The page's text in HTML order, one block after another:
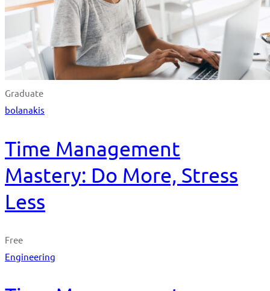
Graduate
bolanakis
Time Management
Mastery: Do More, Stress
Less
Free
Engineering